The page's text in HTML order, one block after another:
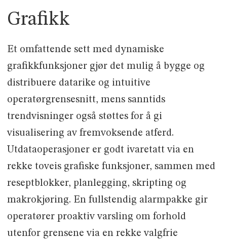
Grafikk
Et omfattende sett med dynamiske
grafikkfunksjoner gjør det mulig å bygge og
distribuere datarike og intuitive
operatørgrensesnitt, mens sanntids
trendvisninger også støttes for å gi
visualisering av fremvoksende atferd.
Utdataoperasjoner er godt ivaretatt via en
rekke toveis grafiske funksjoner, sammen med
reseptblokker, planlegging, skripting og
makrokjøring. En fullstendig alarmpakke gir
operatører proaktiv varsling om forhold
utenfor grensene via en rekke valgfrie